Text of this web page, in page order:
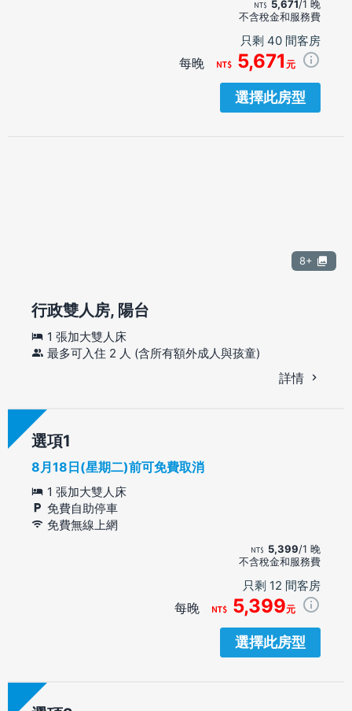
5,671/1 晚
不含稅金和服務費
只剩 40 間客房
每晚 5,671 元
選擇此房型
8+
行政雙人房, 陽台
1 張加大雙人床
最多可入住 2 人 (含所有額外成人與孩童)
詳情
選項
8月18日(星期二)前可免費取消
1 張加大雙人床
免費自助停車
免費無線上網
5,399/1 晚
不含稅金和服務費
只剩 12 間客房
每晚 5,399元
選擇此房型